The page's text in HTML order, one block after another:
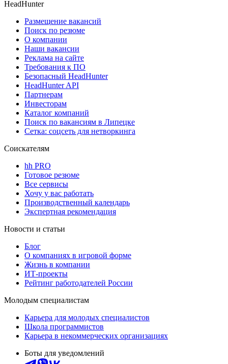
HeadHunter
Размещение вакансий
Поиск по резюме
О компании
Наши вакансии
Реклама на сайте
Требования к ПО
Безопасный HeadHunter
HeadHunter API
Партнерам
Инвесторам
Каталог компаний
Поиск по вакансиям в Липецке
Сетка: соцсеть для нетворкинга
Соискателям
hh PRO
Готовое резюме
Все сервисы
Хочу у вас работать
Производственный календарь
Экспертная рекомендация
Новости и статьи
Блог
О компаниях в игровой форме
Жизнь в компании
ИТ-проекты
Рейтинг работодателей России
Молодым специалистам
Карьера для молодых специалистов
Школа программистов
Карьера в некоммерческих организациях
Боты для уведомлений